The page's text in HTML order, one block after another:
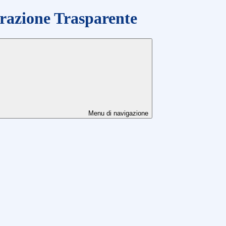
Trasparente
Menu di navigazione